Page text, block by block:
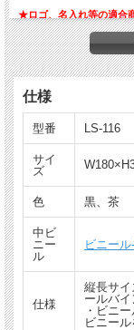
★ロゴ、名入れ等の適合
ェット印刷】
仕様
型番 LS-116
サイ
ズ
色 黒、茶
中ビ
ニー
ル
ビニール
仕様
縦長サ
ールバ
・ビニ
ビニー